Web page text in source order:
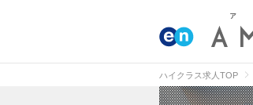
ハイクラス求人TOP